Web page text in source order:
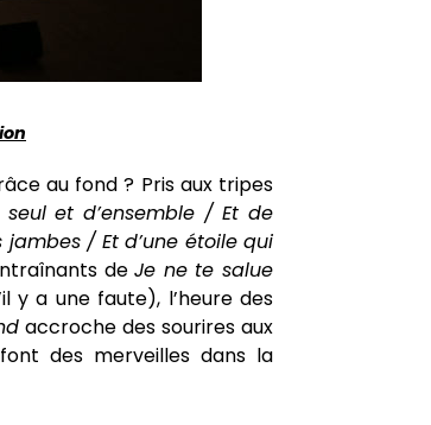
au fond ? Pris aux tripes
seul et d’ensemble /Et de
jambes /Et d’une étoile qui
deJe ne te salue
y a une faute), l’heure des
accroche des sourires aux
des merveilles dans la